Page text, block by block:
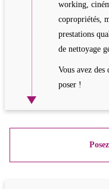
working,
copropriétés,
prestations
de nettoyage
Vous avez des
poser !